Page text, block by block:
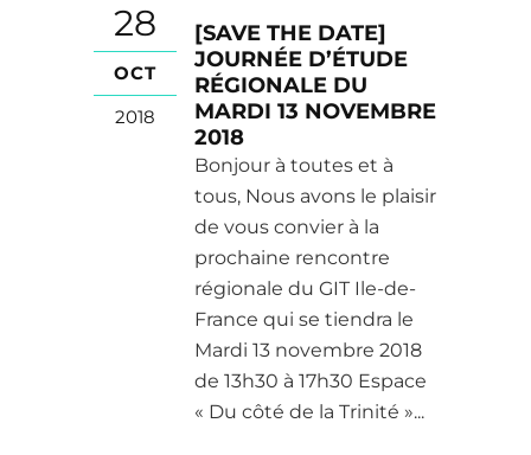
28
OCT
2018
[SAVE THE DATE]
JOURNÉE D’ÉTUDE
RÉGIONALE DU
MARDI 13 NOVEMBRE
2018
Bonjour à toutes et à
tous, Nous avons le plaisir
de vous convier à la
prochaine rencontre
régionale du GIT Ile-de-
France qui se tiendra le
Mardi 13 novembre 2018
de 13h30 à 17h30 Espace
« Du côté de la Trinité »...